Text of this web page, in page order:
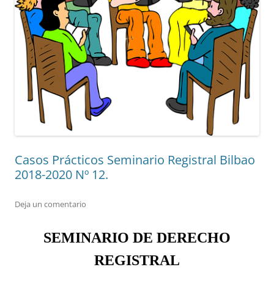
Casos Prácticos Seminario Registral Bilbao
2018-2020 Nº 12.
Deja un comentario
SEMINARIO DE DERECHO
REGISTRAL